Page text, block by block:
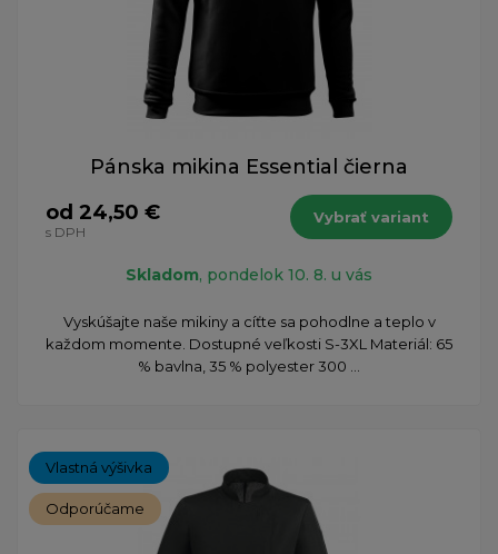
Pánska mikina Essential čierna
od 24,50 €
s DPH
Vybrať variant
Skladom, pondelok 10. 8. u vás
Vyskúšajte naše mikiny a cíťte sa pohodlne a teplo v
každom momente. Dostupné veľkosti S-3XL Materiál: 65
% bavlna, 35 % polyester 300 ...
Vlastná výšivka
Odporúčame